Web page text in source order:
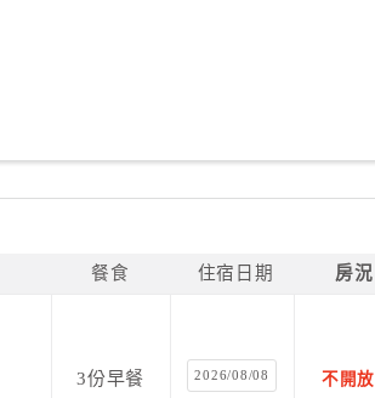
餐食 住宿日期 房況
3份早餐 2026/08/08 不開放